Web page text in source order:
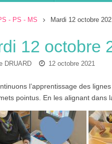
- PS - MS Mardi 12 octobre
12 octobre
DRUARD 12 octobre 2021
l’apprentissage des
pointus. En les alignant dans